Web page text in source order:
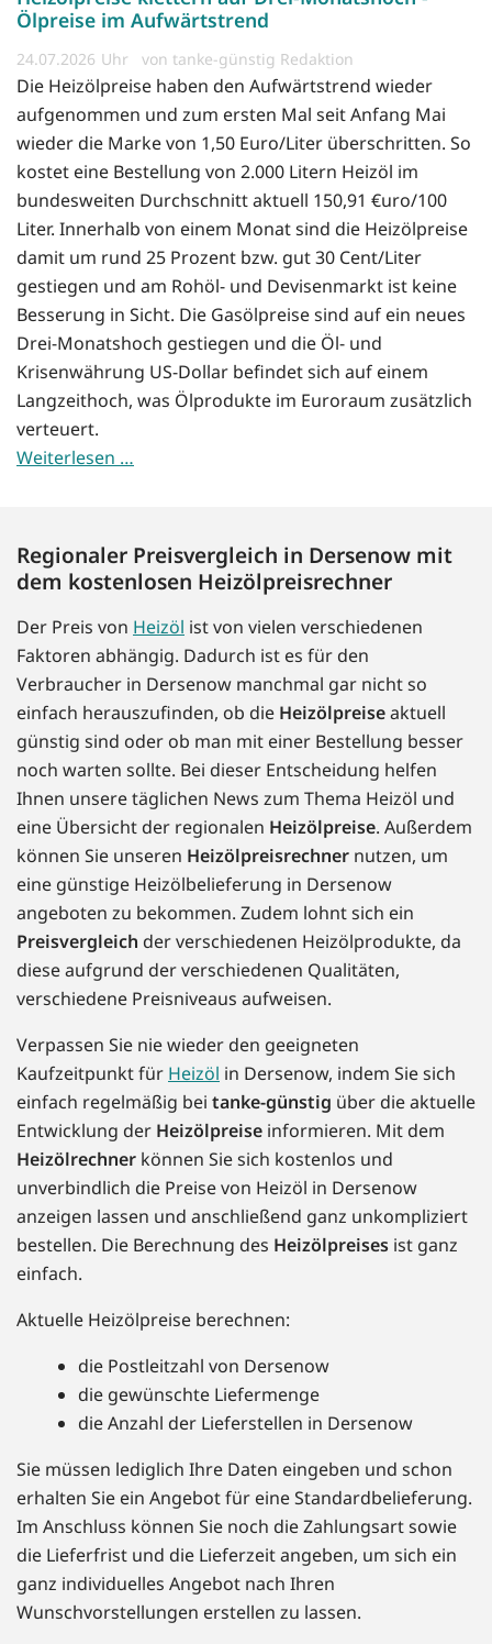
Ölpreise im Aufwärtstrend
24.07.2026 von tanke-günstig Redaktion
Die Heizölpreise haben den Aufwärtstrend wieder
aufgenommen und zum ersten Mal seit Anfang Mai
wieder die Marke von 1,50 Euro/Liter überschritten. So
kostet eine Bestellung von 2.000 Litern Heizöl im
bundesweiten Durchschnitt aktuell 150,91 €uro/100
Liter. Innerhalb von einem Monat sind die Heizölpreise
damit um rund 25 Prozent bzw. gut 30 Cent/Liter
gestiegen und am Rohöl- und Devisenmarkt ist keine
Besserung in Sicht. Die Gasölpreise sind auf ein neues
Drei-Monatshoch gestiegen und die Öl- und
Krisenwährung US-Dollar befindet sich auf einem
Langzeithoch, was Ölprodukte im Euroraum zusätzlich
verteuert.
Weiterlesen …
Regionaler Preisvergleich in Dersenow mit
dem kostenlosen Heizölpreisrechner
Der Preis von Heizöl ist von vielen verschiedenen
Faktoren abhängig. Dadurch ist es für den
Verbraucher in Dersenow manchmal gar nicht so
einfach herauszufinden, ob die Heizölpreiseaktuell
günstig sind oder ob man mit einer Bestellung besser
noch warten sollte. Bei dieser Entscheidung helfen
Ihnen unsere täglichen News zum Thema Heizöl und
eine Übersicht der regionalen Heizölpreise. Außerdem
können Sie unseren Heizölpreisrechner nutzen, um
eine günstige Heizölbelieferung in Dersenow
angeboten zu bekommen. Zudem lohnt sich ein
Preisvergleich der verschiedenen Heizölprodukte, da
diese aufgrund der verschiedenen Qualitäten,
verschiedene Preisniveaus aufweisen.
Verpassen Sie nie wieder den geeigneten
Kaufzeitpunkt für Heizöl in Dersenow, indem Sie sich
einfach regelmäßig bei tanke-günstig über die aktuelle
Entwicklung der Heizölpreise informieren. Mit dem
Heizölrechner können Sie sich kostenlos und
unverbindlich die Preise von Heizöl in Dersenow
anzeigen lassen und anschließend ganz unkompliziert
bestellen. Die Berechnung des Heizölpreises ist ganz
einfach.
Aktuelle Heizölpreise berechnen:
die Postleitzahl von Dersenow
die gewünschte Liefermenge
die Anzahl der Lieferstellen in Dersenow
Sie müssen lediglich Ihre Daten eingeben und schon
erhalten Sie ein Angebot für eine Standardbelieferung.
Im Anschluss können Sie noch die Zahlungsart sowie
die Lieferfrist und die Lieferzeit angeben, um sich ein
ganz individuelles Angebot nach Ihren
Wunschvorstellungen erstellen zu lassen.